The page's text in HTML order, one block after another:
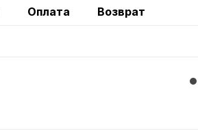
Оплата Возврат